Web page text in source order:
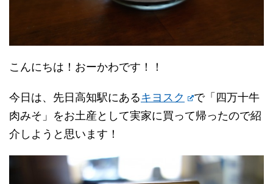
こんにちは！おーかわです！！
今日は、先日高知駅にあるキヨスク
で「四万十牛
肉みそ」をお土産として実家に買って帰ったので紹
介しようと思います！